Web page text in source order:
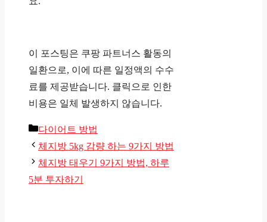
이 포스팅은 쿠팡 파트너스 활동의
일환으로, 이에 따른 일정액의 수수
료를 제공받습니다. 클릭으로 인한
비용은 일체 발생하지 않습니다.
카
테
고
리
다이어트 방법
체지방 5kg 감량 하는 9가지 방법
체지방 태우기 9가지 방법, 하루
5분 투자하기